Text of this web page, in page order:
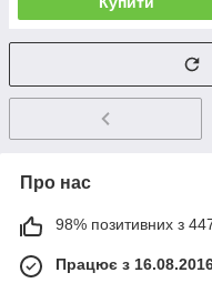
Про нас
98% позитивних з 447
Працює з